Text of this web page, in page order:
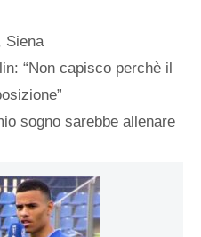
Siena
“Non capisco perchè il
sogno sarebbe allenare